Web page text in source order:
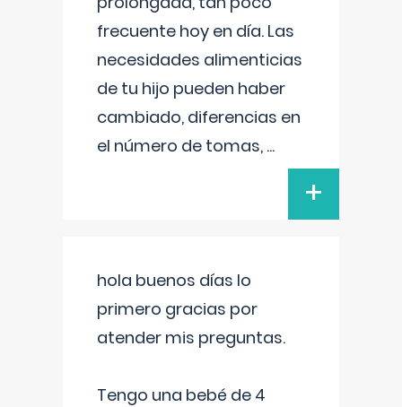
frecuente hoy en día. Las
necesidades alimenticias
de tu hijo pueden haber
cambiado, diferencias en
el número de tomas, ...
+
hola buenos días lo
primero gracias por
atender mis preguntas.
Tengo una bebé de 4